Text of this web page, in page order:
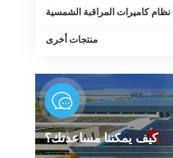
نظام كاميرات المراقبة الشمسية
منتجات أخرى
كيف يمكننا مساعدتك؟